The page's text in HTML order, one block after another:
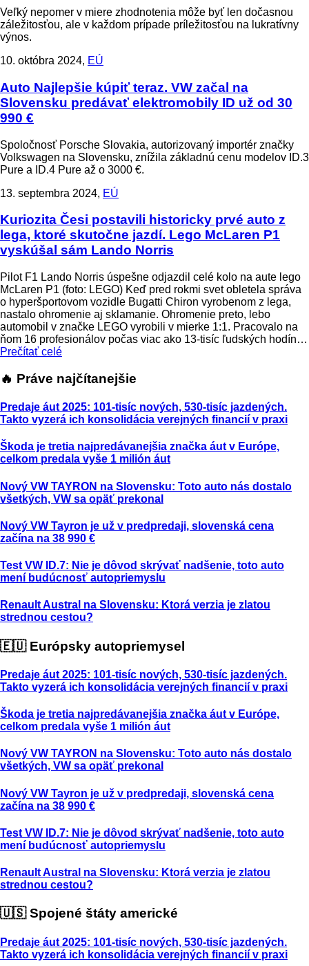
Veľký nepomer v miere zhodnotenia môže byť len dočasnou
záležitosťou, ale v každom prípade príležitosťou na lukratívny
výnos.
10. októbra 2024, EÚ
Auto Najlepšie kúpiť teraz. VW začal na
Slovensku predávať elektromobily ID už od 30
990 €
Spoločnosť Porsche Slovakia, autorizovaný importér značky
Volkswagen na Slovensku, znížila základnú cenu modelov ID.3
Pure a ID.4 Pure až o 3000 €.
13. septembra 2024, EÚ
Kuriozita Česi postavili historicky prvé auto z
lega, ktoré skutočne jazdí. Lego McLaren P1
vyskúšal sám Lando Norris
Pilot F1 Lando Norris úspešne odjazdil celé kolo na aute lego
McLaren P1 (foto: LEGO) Keď pred rokmi svet obletela správa
o hyperšportovom vozidle Bugatti Chiron vyrobenom z lega,
nastalo ohromenie aj sklamanie. Ohromenie preto, lebo
automobil v značke LEGO vyrobili v mierke 1:1. Pracovalo na
ňom 16 profesionálov počas viac ako 13-tisíc ľudských hodín…
Prečítať celé
🔥 Práve najčítanejšie
Predaje áut 2025: 101-tisíc nových, 530-tisíc jazdených.
Takto vyzerá ich konsolidácia verejných financií v praxi
Škoda je tretia najpredávanejšia značka áut v Európe,
celkom predala vyše 1 milión áut
Nový VW TAYRON na Slovensku: Toto auto nás dostalo
všetkých, VW sa opäť prekonal
Nový VW Tayron je už v predpredaji, slovenská cena
začína na 38 990 €
Test VW ID.7: Nie je dôvod skrývať nadšenie, toto auto
mení budúcnosť autopriemyslu
Renault Austral na Slovensku: Ktorá verzia je zlatou
strednou cestou?
🇪🇺 Európsky autopriemysel
Predaje áut 2025: 101-tisíc nových, 530-tisíc jazdených.
Takto vyzerá ich konsolidácia verejných financií v praxi
Škoda je tretia najpredávanejšia značka áut v Európe,
celkom predala vyše 1 milión áut
Nový VW TAYRON na Slovensku: Toto auto nás dostalo
všetkých, VW sa opäť prekonal
Nový VW Tayron je už v predpredaji, slovenská cena
začína na 38 990 €
Test VW ID.7: Nie je dôvod skrývať nadšenie, toto auto
mení budúcnosť autopriemyslu
Renault Austral na Slovensku: Ktorá verzia je zlatou
strednou cestou?
🇺🇸 Spojené štáty americké
Predaje áut 2025: 101-tisíc nových, 530-tisíc jazdených.
Takto vyzerá ich konsolidácia verejných financií v praxi